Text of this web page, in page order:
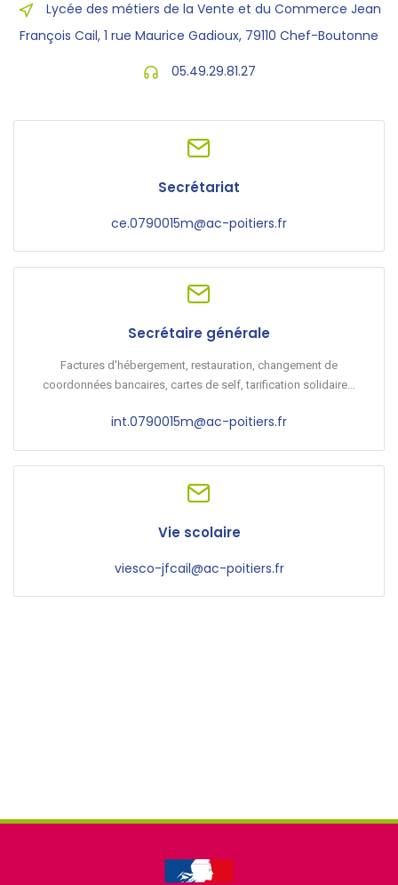
Lycée des métiers de la Vente et du Commerce Jean
François Cail, 1 rue Maurice Gadioux, 79110 Chef-Boutonne
05.49.29.81.27
Secrétariat
ce.0790015m@ac-poitiers.fr
Secrétaire générale
Factures d'hébergement, restauration, changement de
coordonnées bancaires, cartes de self, tarification solidaire…
int.0790015m@ac-poitiers.fr
Vie scolaire
viesco-jfcail@ac-poitiers.fr